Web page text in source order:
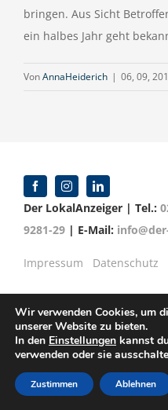
bringen. Aus Sicht
ein halbes Jahr geht
VonAnnaHeiderich | 06, 09,
Der LokalAnzeiger | Tel.:
9281-29 | E-Mail:
Impressum Datenschutz
© Copyright 2016 -2026
GmbH |
Wir verwenden Cookies, um
unserer Website zu bieten.
In den Einstellungen kannst
verwenden oder sie
Zustimmen Ablehnen